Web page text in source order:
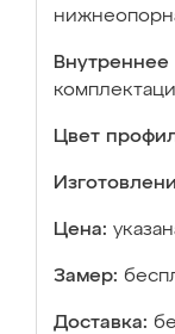
Цвет
Цена:
Замер:
Доставка: